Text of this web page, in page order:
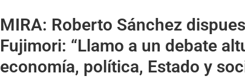
MIRA: Roberto Sánchez
Fujimori: “Llamo a un debate
economía, política, Estado y